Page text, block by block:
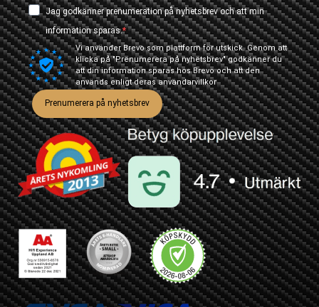
Jag godkänner prenumeration på nyhetsbrev och att min
information sparas.
Vi använder Brevo som plattform för utskick. Genom att
klicka på "Prenumerera på nyhetsbrev" godkänner du
att din information sparas hos Brevo och att den
används enligt derasanvändarvillkor
Prenumerera på nyhetsbrev